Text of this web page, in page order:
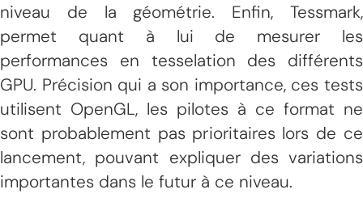
niveau de la géométrie. Enfin, Tessmark,
permet quant à lui de mesurer les
performances en tesselation des différents
GPU. Précision qui a son importance, ces tests
utilisent OpenGL, les pilotes à ce format ne
sont probablement pas prioritaires lors de ce
lancement, pouvant expliquer des variations
importantes dans le futur à ce niveau.